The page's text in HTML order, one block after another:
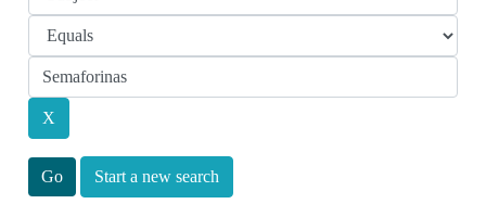
Start a new search